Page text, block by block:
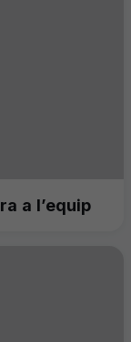
a l’equip